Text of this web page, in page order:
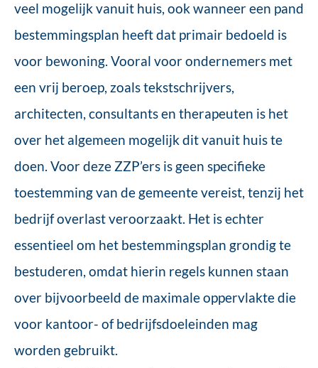
veel mogelijk vanuit huis, ook wanneer een pand
bestemmingsplan heeft dat primair bedoeld is
voor bewoning. Vooral voor ondernemers met
een vrij beroep, zoals tekstschrijvers,
architecten, consultants en therapeuten is het
over het algemeen mogelijk dit vanuit huis te
doen. Voor deze ZZP’ers is geen specifieke
toestemming van de gemeente vereist, tenzij het
bedrijf overlast veroorzaakt. Het is echter
essentieel om het bestemmingsplan grondig te
bestuderen, omdat hierin regels kunnen staan
over bijvoorbeeld de maximale oppervlakte die
voor kantoor- of bedrijfsdoeleinden mag
worden gebruikt.